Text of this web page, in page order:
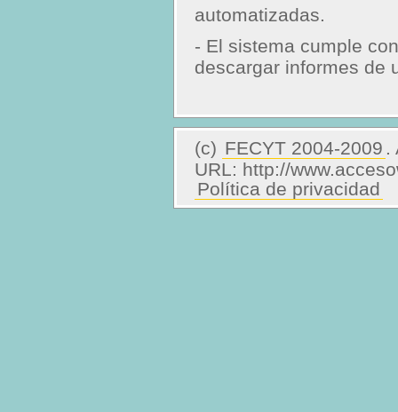
automatizadas.
- El sistema cumple
descargar informes de
(c) FECYT 2004-2009 .
URL: http://
Política de privacidad